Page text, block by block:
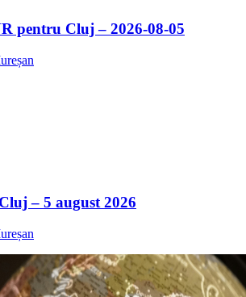
pentru Cluj – 2026-08-05
– 5 august 2026